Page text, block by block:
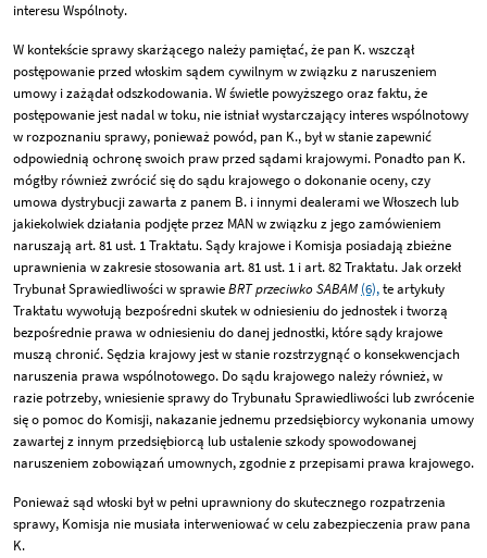
interesu Wspólnoty.
W kontekście sprawy skarżącego należy pamiętać, że pan K. wszczął
postępowanie przed włoskim sądem cywilnym w związku z naruszeniem
umowy i zażądał odszkodowania. W świetle powyższego oraz faktu, że
postępowanie jest nadal w toku, nie istniał wystarczający interes wspólnotowy
w rozpoznaniu sprawy, ponieważ powód, pan K., był w stanie zapewnić
odpowiednią ochronę swoich praw przed sądami krajowymi. Ponadto pan K.
mógłby również zwrócić się do sądu krajowego o dokonanie oceny, czy
umowa dystrybucji zawarta z panem B. i innymi dealerami we Włoszech lub
jakiekolwiek działania podjęte przez MAN w związku z jego zamówieniem
naruszają art. 81 ust. 1 Traktatu. Sądy krajowe i Komisja posiadają zbieżne
uprawnienia w zakresie stosowania art. 81 ust. 1 i art. 82 Traktatu. Jak orzekł
Trybunał Sprawiedliwości w sprawieBRT przeciwko SABAM (6),te artykuły
Traktatu wywołują bezpośredni skutek w odniesieniu do jednostek i tworzą
bezpośrednie prawa w odniesieniu do danej jednostki, które sądy krajowe
muszą chronić. Sędzia krajowy jest w stanie rozstrzygnąć o konsekwencjach
naruszenia prawa wspólnotowego. Do sądu krajowego należy również, w
razie potrzeby, wniesienie sprawy do Trybunału Sprawiedliwości lub zwrócenie
się o pomoc do Komisji, nakazanie jednemu przedsiębiorcy wykonania umowy
zawartej z innym przedsiębiorcą lub ustalenie szkody spowodowanej
naruszeniem zobowiązań umownych, zgodnie z przepisami prawa krajowego.
Ponieważ sąd włoski był w pełni uprawniony do skutecznego rozpatrzenia
sprawy, Komisja nie musiała interweniować w celu zabezpieczenia praw pana
K.